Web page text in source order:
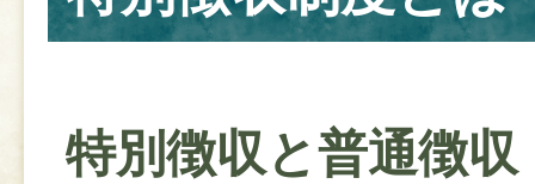
特別徴収と普通徴収